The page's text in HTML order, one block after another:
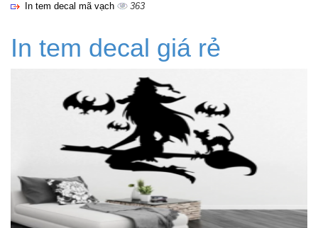
In tem decal mã vạch
363
In tem decal giá rẻ